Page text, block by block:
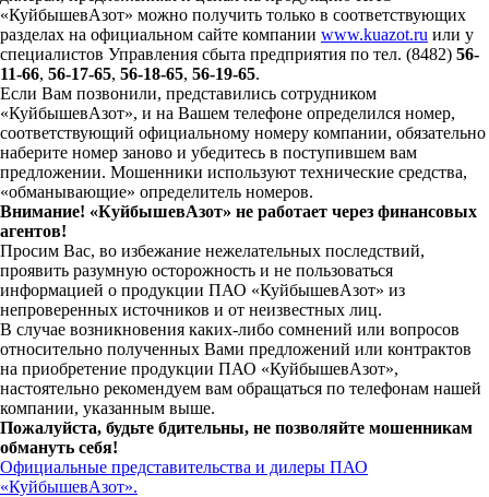
«КуйбышевАзот» можно получить только в соответствующих
разделах на официальном сайте компании www.kuazot.ru или у
специалистов Управления сбыта предприятия по тел. (8482) 56-
11-66, 56-17-65, 56-18-65, 56-19-65.
Если Вам позвонили, представились сотрудником
«КуйбышевАзот», и на Вашем телефоне определился номер,
соответствующий официальному номеру компании, обязательно
наберите номер заново и убедитесь в поступившем вам
предложении. Мошенники используют технические средства,
«обманывающие» определитель номеров.
Внимание! «КуйбышевАзот» не работает через финансовых
агентов!
Просим Вас, во избежание нежелательных последствий,
проявить разумную осторожность и не пользоваться
информацией о продукции ПАО «КуйбышевАзот» из
непроверенных источников и от неизвестных лиц.
В случае возникновения каких-либо сомнений или вопросов
относительно полученных Вами предложений или контрактов
на приобретение продукции ПАО «КуйбышевАзот»,
настоятельно рекомендуем вам обращаться по телефонам нашей
компании, указанным выше.
Пожалуйста, будьте бдительны, не позволяйте мошенникам
обмануть себя!
Официальные представительства и дилеры ПАО
«КуйбышевАзот».